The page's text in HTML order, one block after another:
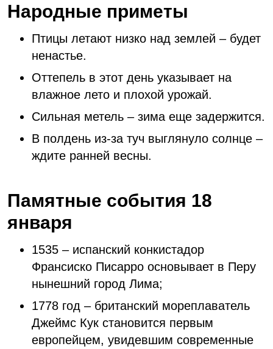
Народные приметы
Птицы летают низко над землей – будет
ненастье.
Оттепель в этот день указывает на
влажное лето и плохой урожай.
Сильная метель – зима еще задержится.
В полдень из-за туч выглянуло солнце –
ждите ранней весны.
Памятные события 18
января
1535 – испанский конкистадор
Франсиско Писарро основывает в Перу
нынешний город Лима;
1778 год – британский мореплаватель
Джеймс Кук становится первым
европейцем, увидевшим современные